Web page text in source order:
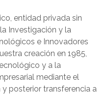
entidad privada sin
Investigación y la
e Innovadores
creación en 1985,
y a la
mediante el
posterior transferencia a